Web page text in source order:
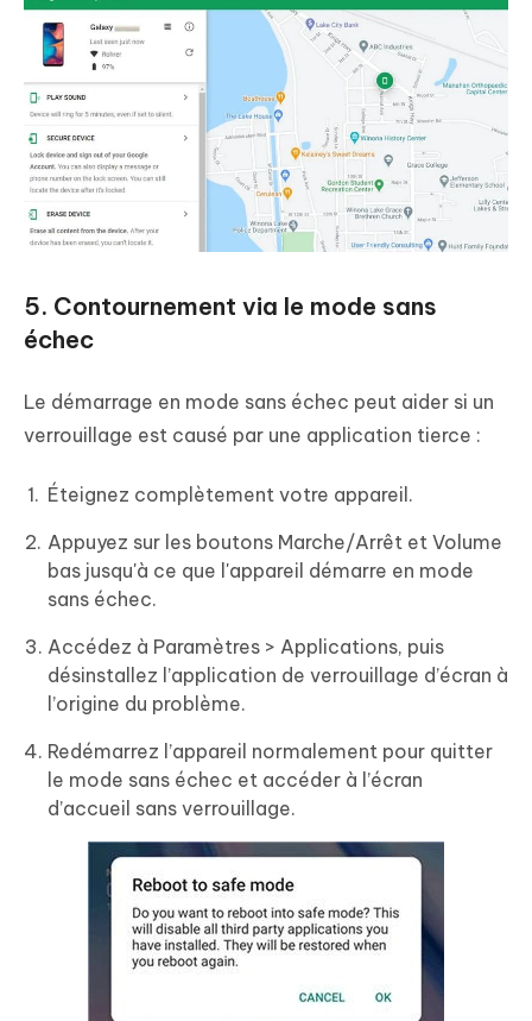
5. Contournement via le mode sans
échec
Le démarrage en mode sans échec peut aider si un
verrouillage est causé par une application tierce :
Éteignez complètement votre appareil.
Appuyez sur les boutons Marche/Arrêt et Volume
bas jusqu'à ce que l'appareil démarre en mode
sans échec.
Accédez à Paramètres > Applications, puis
désinstallez l’application de verrouillage d’écran à
l’origine du problème.
Redémarrez l’appareil normalement pour quitter
le mode sans échec et accéder à l’écran
d’accueil sans verrouillage.